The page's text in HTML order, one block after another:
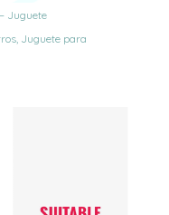
Juguete
Juguete para